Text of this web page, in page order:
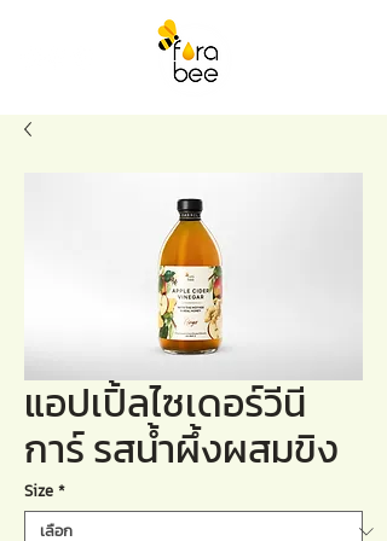
แอปเปิ้ลไซเดอร์วีนี
การ์ รสน้ำผึ้งผสมขิง
Size *